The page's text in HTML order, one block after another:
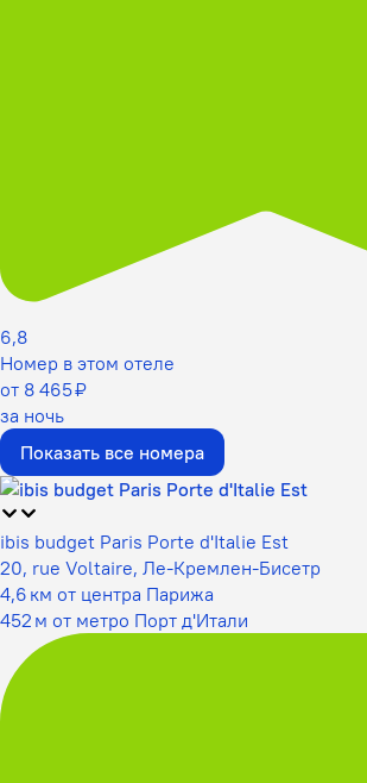
6,8
Номер в этом отеле
от 8 465 ₽
за ночь
Показать все номера
ibis budget Paris Porte d'Italie Est
20, rue Voltaire, Ле-Кремлен-Бисетр
4,6 км от центра Парижа
452 м от метро Порт д'Итали